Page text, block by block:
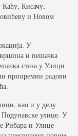
Каћу, Кисачу,
и Новом
У
и пешачка
стаза у Улици
припремни радови
као и у делу
улице. У
Рибара и Улице